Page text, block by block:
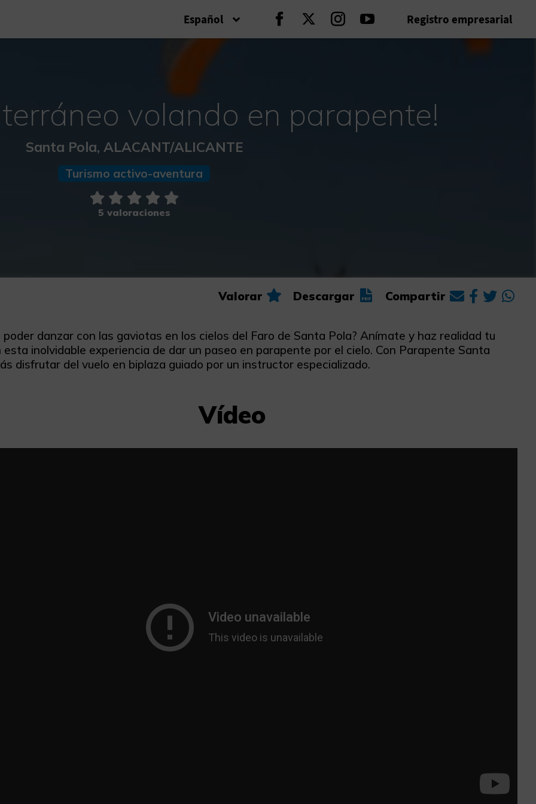
Español Seguir en Facebook
Seguir en Twitter
Seguir en Instagram
Seguir en Youtube
Registro empresarial
volando en parapente!
Santa Pola, ALACANT/ALICANTE
Turismo activo-aventura
5 valoraciones
Valorar Descargar Compartir
poder danzar con las gaviotas en los cielos del Faro de Santa Pola? Anímate y haz realidad tu
esta inolvidable experiencia de dar un paseo en parapente por el cielo. Con Parapente Santa
disfrutar del vuelo en biplaza guiado por un instructor especializado.
Vídeo